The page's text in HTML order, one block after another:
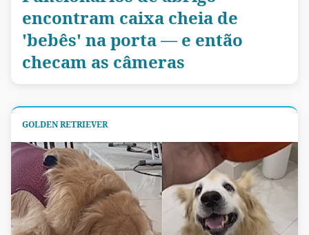
encontram caixa cheia de
'bebês' na porta — e então
checam as câmeras
GOLDEN RETRIEVER